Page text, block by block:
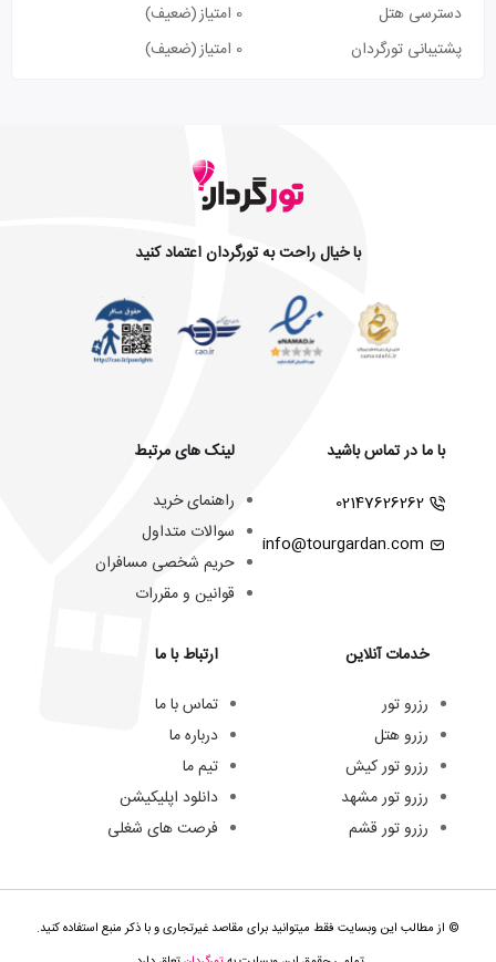
دسترسی هتل
0 امتیاز
(ضعیف)
پشتیبانی تورگردان
0 امتیاز (ضعیف)
با خیال راحت به تورگردان اعتماد کنید
با ما در تماس باشید
02147626262
info@tourgardan.com
خدمات آنلاین
رزرو تور
رزرو هتل
رزرو تور کیش
رزرو تور مشهد
رزرو تور قشم
لینک های مرتبط
راهنمای خرید
سوالات متداول
حریم شخصی مسافران
قوانین و مقررات
ارتباط با ما
تماس با ما
درباره ما
تیم ما
دانلود اپلیکیشن
فرصت های شغلی
© از مطالب این وبسایت فقط میتوانید برای مقاصد غیرتجاری و با ذکر منبع استفاده کنید.